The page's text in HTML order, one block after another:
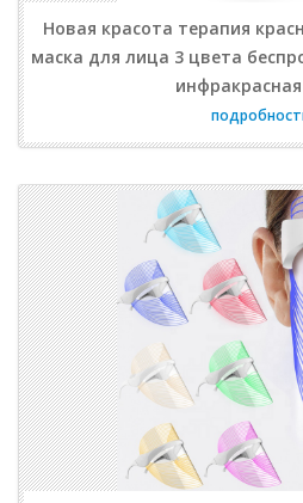
Новая красота терапия
маска для лица 3 цвета